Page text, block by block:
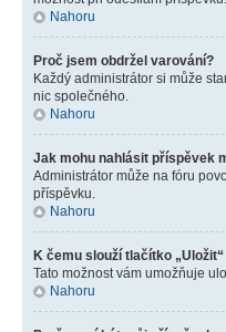
Nahoru
Proč jsem obdržel varování?
Každý administrátor si může
nic společného.
Nahoru
Jak mohu nahlásit příspěvek
Administrátor může na fóru
příspěvku.
Nahoru
K čemu slouží tlačítko
Tato možnost vám umožňuje
Nahoru